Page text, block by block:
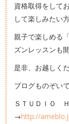
資格取得をして
して楽しみたい
親子で楽しめる
ズンレッスンも開
是非、お越しく
ブログものぞい
ＳＴＵＤＩＯ
→http://